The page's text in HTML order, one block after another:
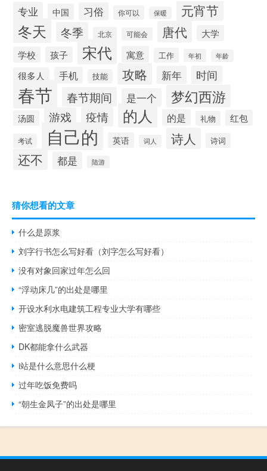
专业 中国 习俗 你可以 保暖 元宵节
冬天 冬季 北京 可能会 唐代
大学
学校
孩子 宋代 寓意 工作 年初 年龄
很多人 手机 技能 攻略 新年 时间
春节 春节期间 是一个 梦幻西游
汤圆 游戏 疫情 的人 的是 礼物 红包
考试 自己的 英语 词人 诗人 诗词
还不 都是 陆游
猜你想看的文章
什么是原浆
刘字行书怎么写好看（刘字怎么写好看）
没有对象回家过年怎么回
“浮动床几”的出处是哪里
开设水利水电建筑工程专业大学有哪些
密室逃脱魔兽世界攻略
DK都能拿什么武器
i站是什么意思什么梗
过年吃饭免费吗
“朝生金凤子”的出处是哪里